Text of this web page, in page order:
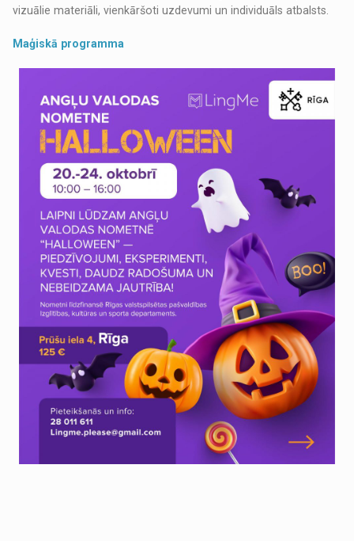
vizuālie materiāli, vienkāršoti uzdevumi un individuāls atbalsts.
Maģiskā programma